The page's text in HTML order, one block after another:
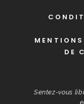
DE
Sentez-vous